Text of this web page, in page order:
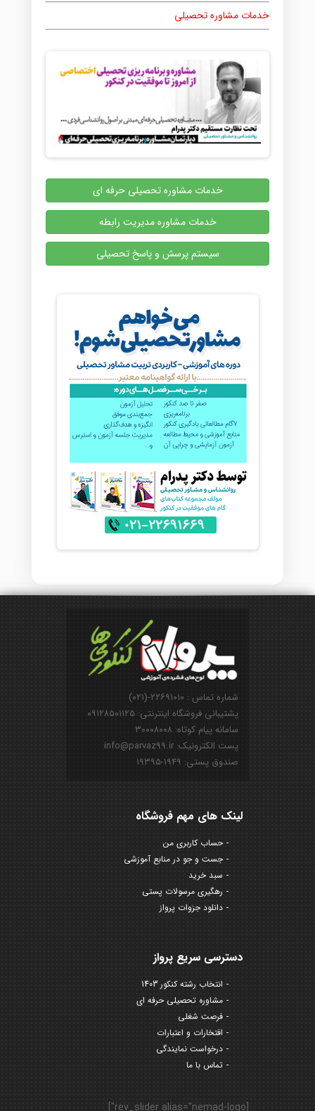
خدمات مشاوره تحصیلی
خدمات مشاوره تحصیلی حرفه ای
خدمات مشاوره مدیریت رابطه
سیستم پرسش و پاسخ تحصیلی
شماره تماس : ۲۲۶۹۱۰۱۰-(۰۲۱)
پشتیبانی فروشگاه اینترنتی: ۰۹۱۲۸۵۰۱۱۲۵
سامانه پیام کوتاه: ۳۰۰۰۸۰۰۸
پست الکترونیک: info@parvaz99.ir
صندوق پستی: ۱۹۴۹-۱۹۳۹۵
لینک های مهم فروشگاه
حساب کاربری من
جست و جو در منابع آموزشی
سبد خرید
رهگیری مرسولات پستی
دانلود جزوات پرواز
دسترسی سریع پرواز
انتخاب رشته کنکور 1403
مشاوره تحصیلی حرفه ای
فرصت شغلی
افتخارات و اعتبارات
درخواست نمایندگی
تماس با ما
[rev_slider alias="nemad-logo"]